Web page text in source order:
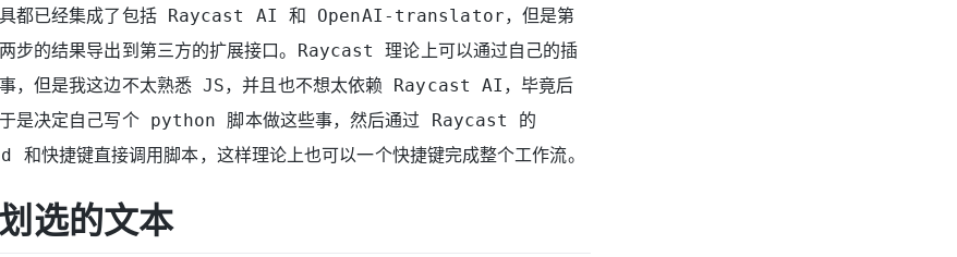
具都已经集成了包括 Raycast AI 和 OpenAI-translator，但是第
步的结果导出到第三方的扩展接口。Raycast 理论上可以通过自己的插
，但是我这边不太熟悉 JS，并且也不想太依赖 Raycast AI，毕竟后
于是决定自己写个 python 脚本做这些事，然后通过 Raycast 的
快捷键直接调用脚本，这样理论上也可以一个快捷键完成整个工作流。
选的文本